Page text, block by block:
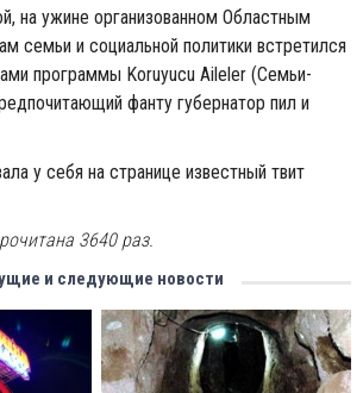
на ужине организованном Областным
семьи и социальной политики встретился
программы Koruyucu Aileler (Семьи-
фанту губернатор пил и
у себя на странице известный твит
3640 раз.
и следующие новости